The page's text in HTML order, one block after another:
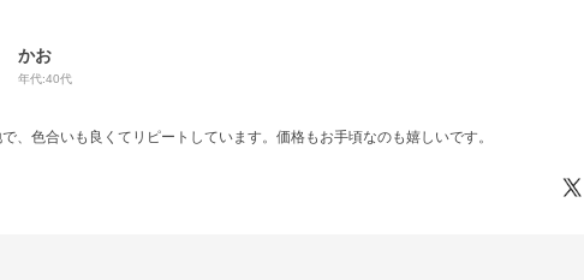
かお
年代:40代
、色合いも良くてリピートしています。価格もお手頃なのも嬉しいです。